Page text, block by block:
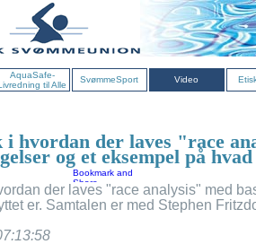
AquaSafe-
til Alle
SvømmeSport Video
hvordan der laves "race
og et eksempel på
der laves "race analysis" med
er. Samtalen er med Stephen